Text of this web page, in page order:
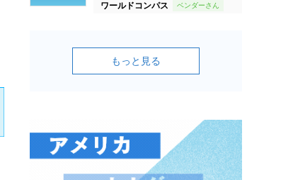
ワールドコンパス
もっと見る